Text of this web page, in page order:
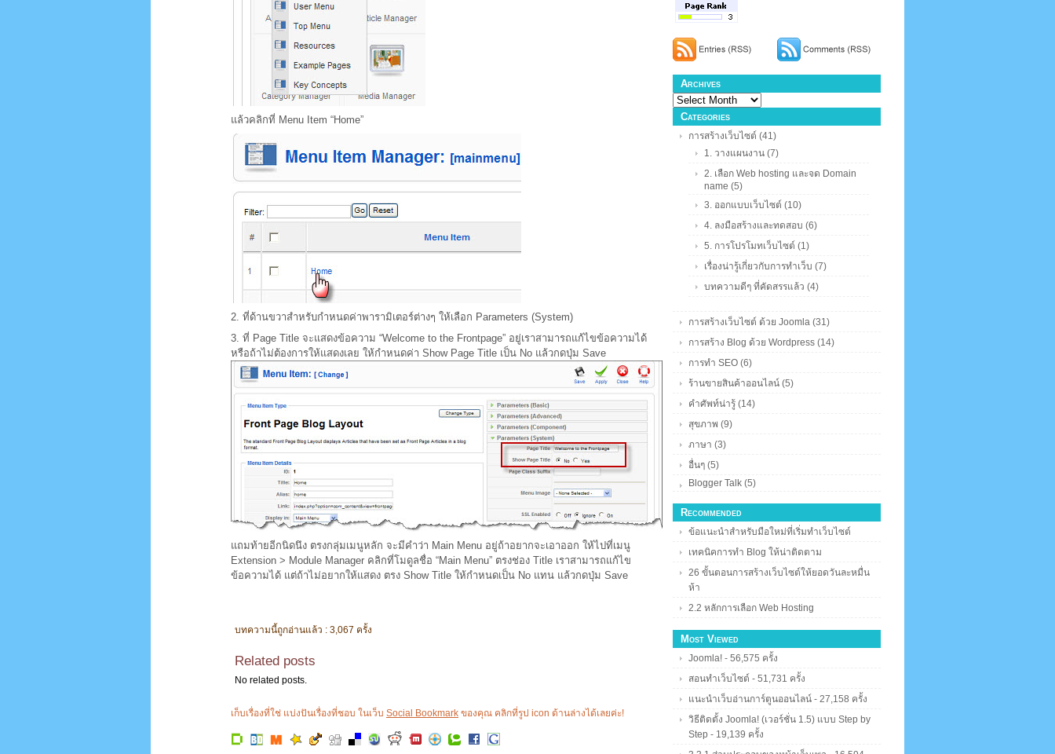
แล้วคลิกที่ Menu Item “Home”
2. ที่ด้านขวาสำหรับกำหนดค่าพารามิเตอร์ต่างๆ ให้เลือก Parameters (System)
3. ที่ Page Title จะแสดงข้อความ “Welcome to the Frontpage” อยู่เราสามารถแก้ไขข้อความได้
หรือถ้าไม่ต้องการให้แสดงเลย ให้กำหนดค่า Show Page Title เป็น No แล้วกดปุ่ม Save
แถมท้ายอีกนิดนึง ตรงกลุ่มเมนูหลัก จะมีคำว่า Main Menu อยู่ถ้าอยากจะเอาออก ให้ไปที่เมนู
Extension > Module Manager คลิกที่โมดูลชื่อ “Main Menu” ตรงช่อง Title เราสามารถแก้ไข
ข้อความได้ แต่ถ้าไม่อยากให้แสดง ตรง Show Title ให้กำหนดเป็น No แทน แล้วกดปุ่ม Save
บทความนี้ถูกอ่านแล้ว : 3,067 ครั้ง
Related posts
No related posts.
เก็บเรื่องที่ใช่ แบ่งปันเรื่องที่ชอบ ในเว็บ Social Bookmark ของคุณ คลิกที่รูป icon ด้านล่างได้เลยค่ะ!
Archives
Categories
การสร้างเว็บไซต์ (41)
1. วางแผนงาน (7)
2. เลือก Web hosting และจด Domain
name (5)
3. ออกแบบเว็บไซต์ (10)
4. ลงมือสร้างและทดสอบ (6)
5. การโปรโมทเว็บไซต์ (1)
เรื่องน่ารู้เกี่ยวกับการทำเว็บ (7)
บทความดีๆ ที่คัดสรรแล้ว (4)
การสร้างเว็บไซต์ ด้วย Joomla (31)
การสร้าง Blog ด้วย Wordpress (14)
การทำ SEO (6)
ร้านขายสินค้าออนไลน์ (5)
คำศัพท์น่ารู้ (14)
สุขภาพ (9)
ภาษา (3)
อื่นๆ (5)
Blogger Talk (5)
Recommended
ข้อแนะนำสำหรับมือใหม่ที่เริ่มทำเว็บไซต์
เทคนิคการทำ Blog ให้น่าติดตาม
26 ขั้นตอนการสร้างเว็บไซต์ให้ยอดวันละหมื่น
ห้า
2.2 หลักการเลือก Web Hosting
Most Viewed
Joomla! - 56,575 ครั้ง
สอนทำเว็บไซต์ - 51,731 ครั้ง
แนะนำเว็บอ่านการ์ตูนออนไลน์ - 27,158 ครั้ง
วิธีติดตั้ง Joomla! (เวอร์ชั่น 1.5) แบบ Step by
Step - 19,139 ครั้ง